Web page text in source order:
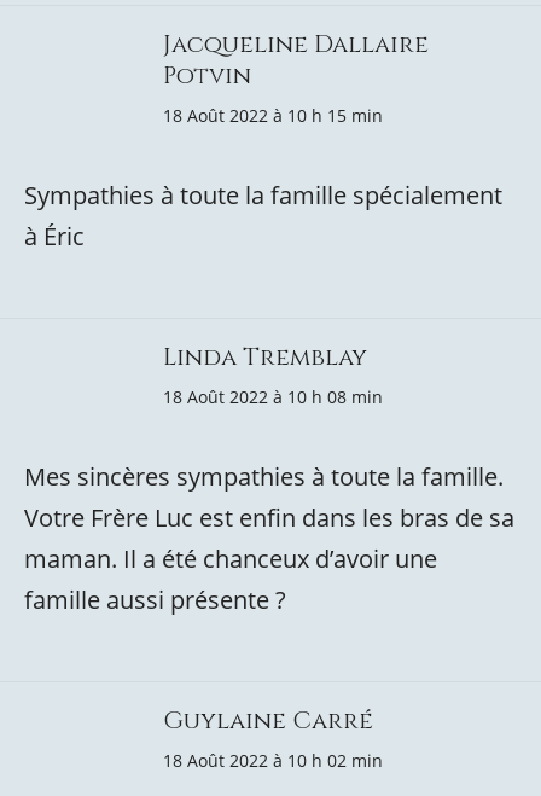
Jacqueline Dallaire
Potvin
18 Août 2022 à 10 h 15 min
Sympathies à toute la famille spécialement
à Éric
Linda Tremblay
18 Août 2022 à 10 h 08 min
Mes sincères sympathies à toute la famille.
Votre Frère Luc est enfin dans les bras de sa
maman. Il a été chanceux d’avoir une
famille aussi présente ?
Guylaine Carré
18 Août 2022 à 10 h 02 min